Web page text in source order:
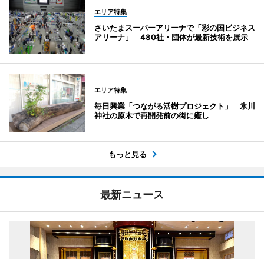
エリア特集
さいたまスーパーアリーナで「彩の国ビジネス
アリーナ」 480社・団体が最新技術を展示
エリア特集
毎日興業「つながる活樹プロジェクト」 氷川
神社の原木で再開発前の街に癒し
もっと見る
最新ニュース